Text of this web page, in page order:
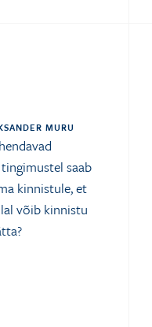
MURU
saab
kinnistule, et
võib kinnistu